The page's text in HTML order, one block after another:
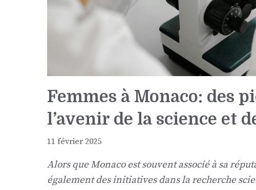
Femmes à Monaco: des
l’avenir de la science et
11 février 2025
Alors que Monaco est souvent associé à sa
également des initiatives dans la recherche